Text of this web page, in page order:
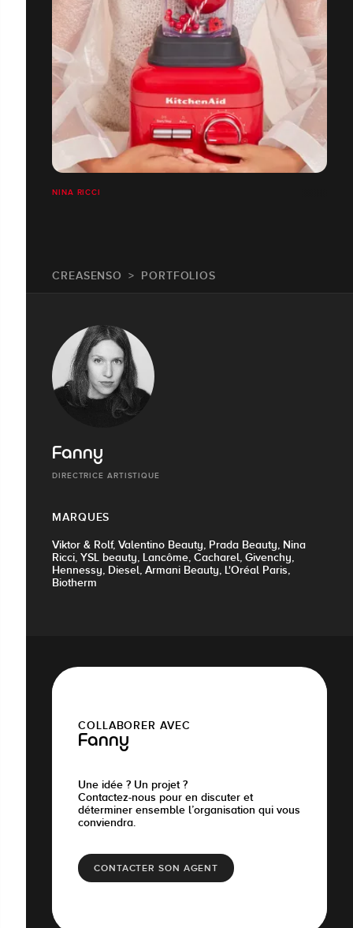
NINA RICCI
CREASENSO PORTFOLIOS
Fanny
DIRECTRICE ARTISTIQUE
MARQUES
Viktor & Rolf, Valentino Beauty, Prada Beauty, Nina
Ricci, YSL beauty, Lancôme, Cacharel, Givenchy,
Hennessy, Diesel, Armani Beauty, L'Oréal Paris,
Biotherm
COLLABORER AVEC
Fanny
Une idée ? Un projet ?
Contactez-nous pour en discuter et
déterminer ensemble l’organisation qui vous
conviendra.
CONTACTER SON AGENT